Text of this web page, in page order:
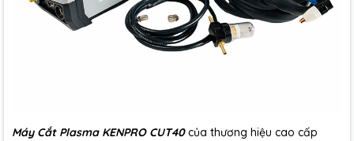
Máy Cắt Plasma KENPRO CUT40của thương hiệu cao cấp